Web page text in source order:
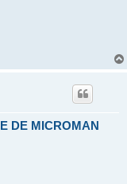
DE MICROMAN